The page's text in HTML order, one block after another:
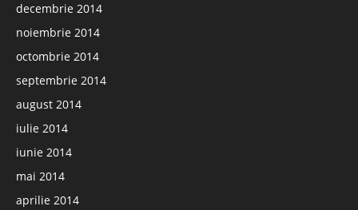
decembrie 2014
noiembrie 2014
octombrie 2014
septembrie 2014
august 2014
iulie 2014
iunie 2014
mai 2014
aprilie 2014